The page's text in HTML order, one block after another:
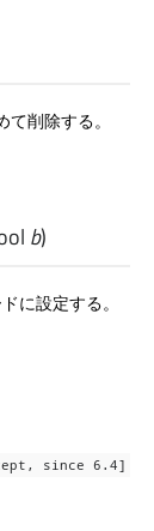
削除する。
b)
に設定する。
since 6.4]